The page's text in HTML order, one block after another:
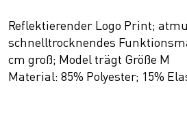
Reflektierender Logo Print;
schnelltrocknendes
cm groß; Model trägt Größe M
Material: 85% Polyester; 15%